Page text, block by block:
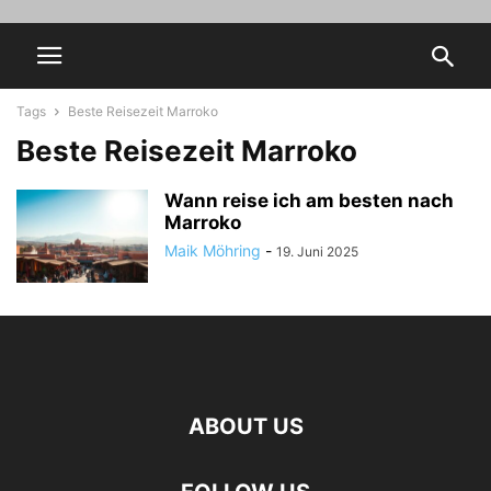
Tags Beste Reisezeit Marroko
Beste Reisezeit Marroko
Wann reise ich am besten nach
Marroko
Maik Möhring - 19. Juni 2025
ABOUT US